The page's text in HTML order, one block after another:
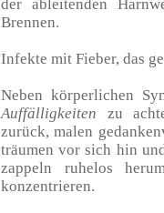
der ableitenden
Brennen.
Infekte mit Fieber, das
Neben körperlichen
Auffälligkeiten zu
zurück, malen
träumen vor sich hin
zappeln ruhelos
konzentrieren.